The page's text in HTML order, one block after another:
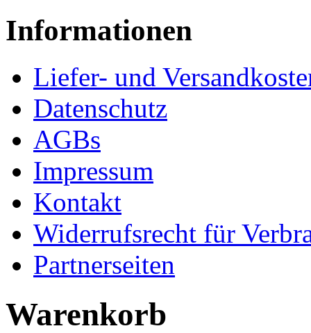
Informationen
Liefer- und
Datenschutz
AGBs
Impressum
Kontakt
Widerrufsrecht für
Partnerseiten
Warenkorb